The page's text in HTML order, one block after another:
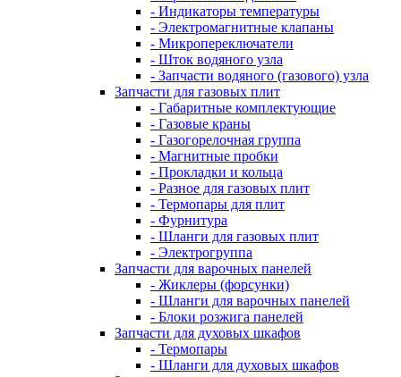
- Индикаторы температуры
- Электромагнитные клапаны
- Микропереключатели
- Шток водяного узла
- Запчасти водяного (газового) узла
Запчасти для газовых плит
- Габаритные комплектующие
- Газовые краны
- Газогорелочная группа
- Магнитные пробки
- Прокладки и кольца
- Разное для газовых плит
- Термопары для плит
- Фурнитура
- Шланги для газовых плит
- Электрогруппа
Запчасти для варочных панелей
- Жиклеры (форсунки)
- Шланги для варочных панелей
- Блоки розжига панелей
Запчасти для духовых шкафов
- Термопары
- Шланги для духовых шкафов